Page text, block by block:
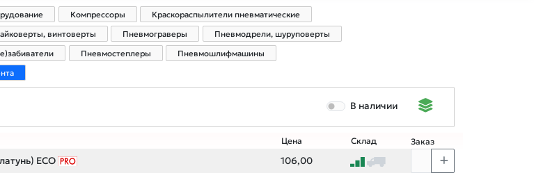
Компрессоры
Краскораспылители пневматические
винтоверты Пневмограверы
Пневмодрели, шуруповерты
Пневмостеплеры
Пневмошлифмашины
В наличии
Цена Склад Заказ
ECO 106,00